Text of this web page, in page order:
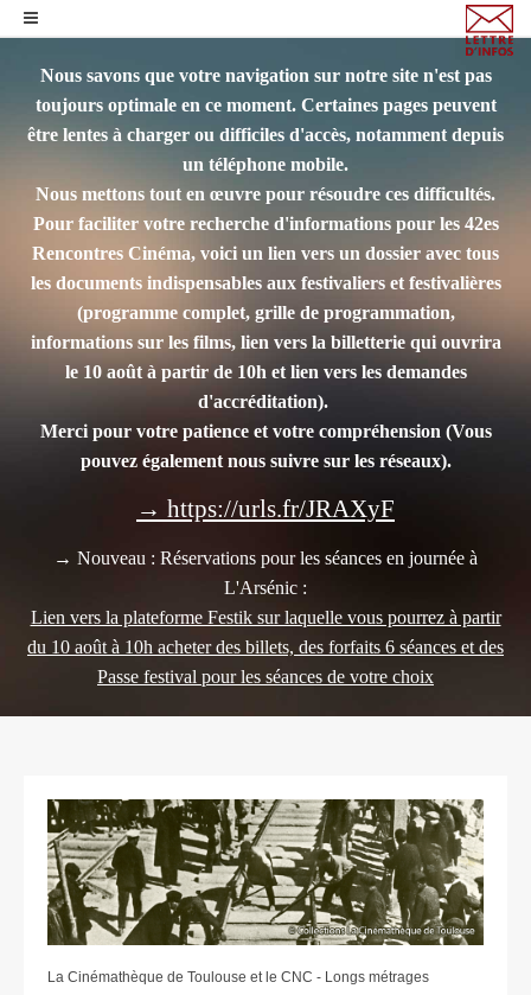
Nous savons que votre navigation sur notre site n'est pas
toujours optimale en ce moment. Certaines pages peuvent
être lentes à charger ou difficiles d'accès, notamment depuis
un téléphone mobile.
Nous mettons tout en œuvre pour résoudre ces difficultés.
Pour faciliter votre recherche d'informations pour les 42es
Rencontres Cinéma, voici un lien vers un dossier avec tous
les documents indispensables aux festivaliers et festivalières
(programme complet, grille de programmation,
informations sur les films, lien vers la billetterie qui ouvrira
le 10 août à partir de 10h et lien vers les demandes
d'accréditation).
Merci pour votre patience et votre compréhension (Vous
pouvez également nous suivre sur les réseaux).
→ https://urls.fr/JRAXyF
→ Nouveau : Réservations pour les séances en journée à
L'Arsénic :
Lien vers la plateforme Festik sur laquelle vous pourrez à partir
du 10 août à 10h acheter des billets, des forfaits 6 séances et des
Passe festival pour les séances de votre choix
La Cinémathèque de Toulouse et le CNC - Longs métrages